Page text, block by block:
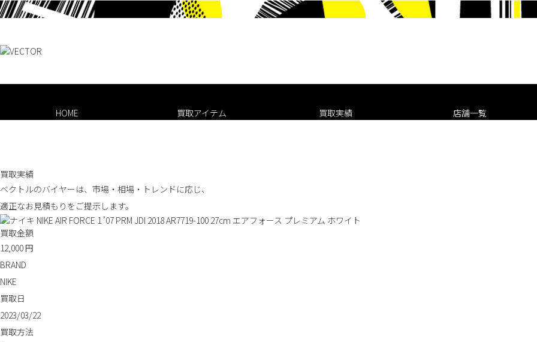
HOME 買取アイテム 買取実績 店舗一覧
買取実績
ベクトルのバイヤーは、市場・相場・トレンドに応じ、
適正なお見積もりをご提示します。
買取金額
12,000円
BRAND
NIKE
買取日
2023/03/22
買取方法